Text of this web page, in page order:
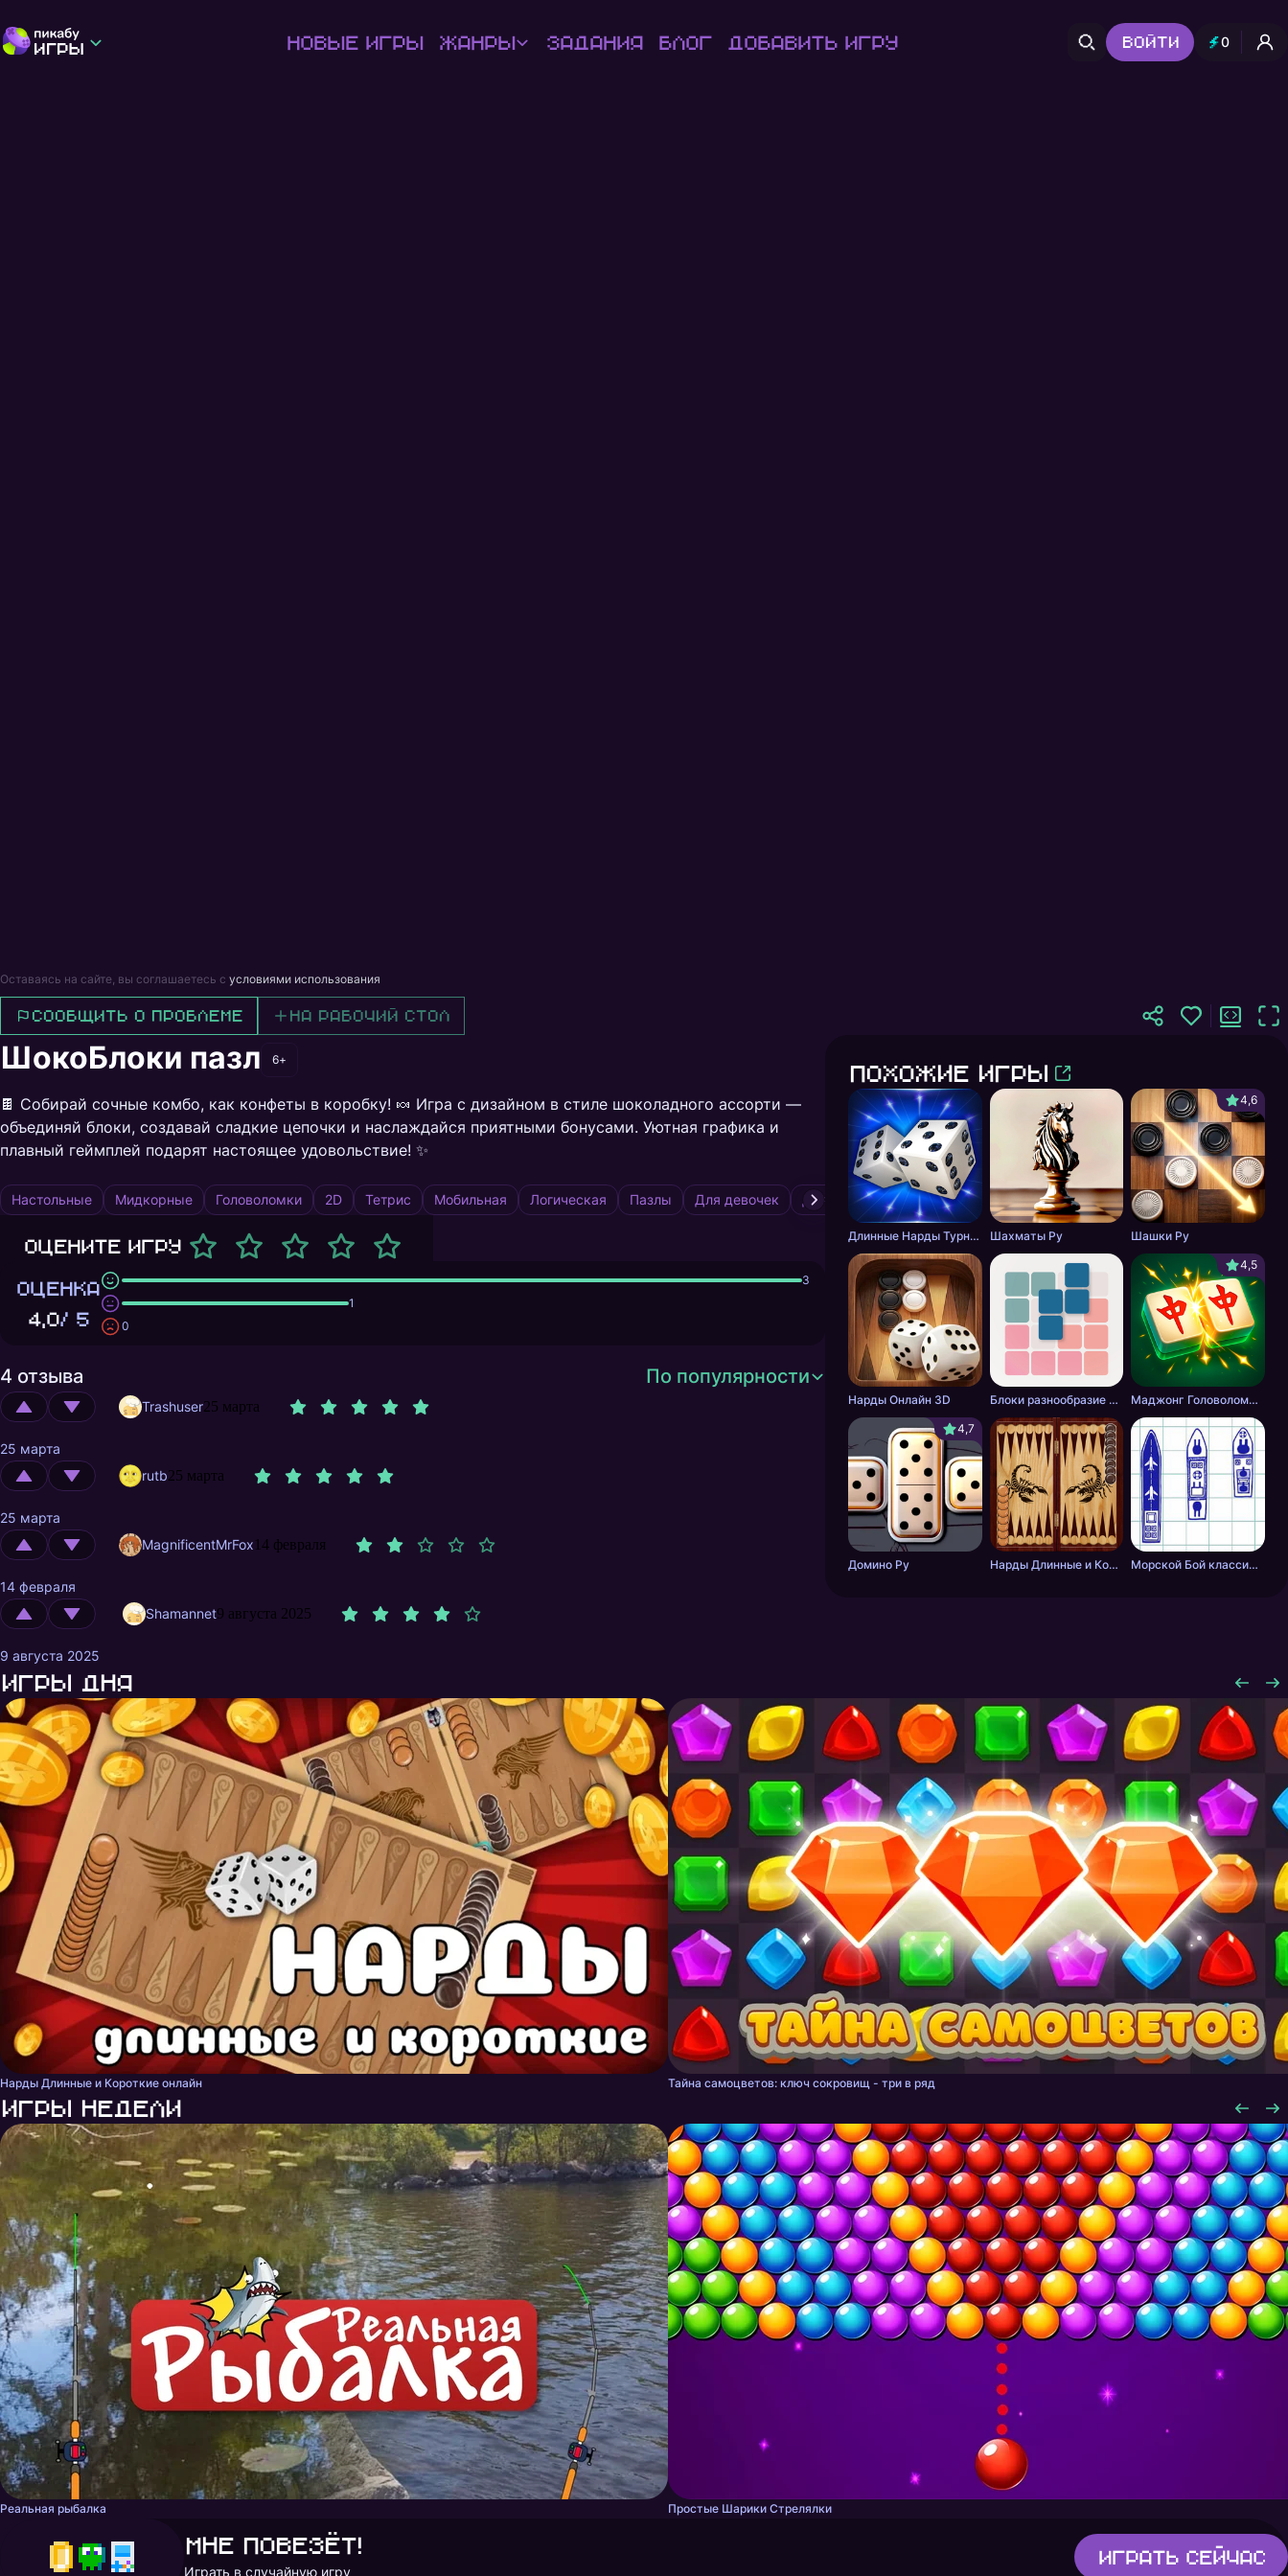
Новые игры Жанры Задания Блог Добавить игру Войти 0
Оставаясь на сайте, вы соглашаетесь с условиями использования
Сообщить о проблеме На рабочий стол
ШокоБлоки пазл 6+
🍫 Собирай сочные комбо, как конфеты в коробку! 🍬 Игра с дизайном в стиле шоколадного ассорти —
объединяй блоки, создавай сладкие цепочки и наслаждайся приятными бонусами. Уютная графика и
плавный геймплей подарят настоящее удовольствие! ✨
Настольные Мидкорные Головоломки 2D Тетрис Мобильная Логическая Пазлы Для девочек Для девочек 6 лет Блоки
Оцените игру
ОЦЕНКА
4,0/ 5
3
1
0
4 отзыва По популярности
Trashuser25 марта
25 марта
rutb25 марта
25 марта
MagnificentMrFox 14 февраля
14 февраля
Shamannet9 августа 2025
9 августа 2025
Похожие игры
Длинные Нарды Турнир Шахматы Ру
4,6
Шашки Ру
Нарды Онлайн 3D Блоки разнообразие фигурок
4,5
Маджонг Головоломка: Совпадение Плиток
4,7
Домино Ру Нарды Длинные и Короткие онлайн Морской Бой классический онлайн
Игры дня
Нарды Длинные и Короткие онлайн Тайна самоцветов: ключ сокровищ - три в ряд
Игры недели
Реальная рыбалка Простые Шарики Стрелялки
Мне повезёт!
Играть в случайную игру
Играть сейчас